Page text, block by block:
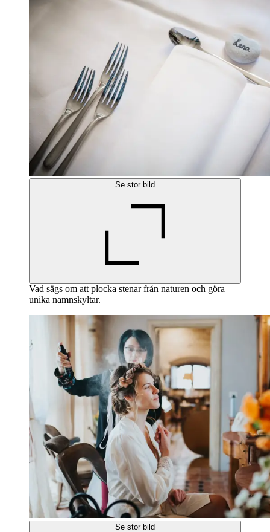
Se stor bild
Vad sägs om att plocka stenar från naturen och göra
unika namnskyltar.
Se stor bild